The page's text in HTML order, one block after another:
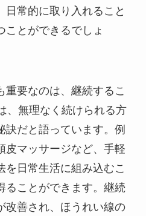
日常的に取り入れること
ことができるでしょ
重要なのは、継続するこ
、無理なく続けられる方
訣だと語っています。例
皮マッサージなど、手軽
を日常生活に組み込むこ
ることができます。継続
改善され、ほうれい線の